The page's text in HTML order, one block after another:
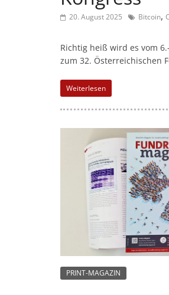
20. August 2025 Bitcoin,
Richtig heiß wird es vom
zum 32. Österreichischen
Weiterlesen
PRINT-MAGAZIN